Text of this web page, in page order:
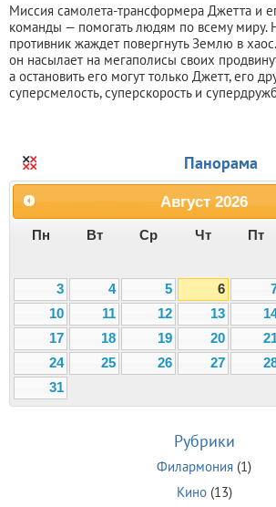
Миссия самолета-трансформера Джетта и
команды — помогать людям по всему миру.
противник жаждет повергнуть Землю в
он насылает на мегаполисы своих
а остановить его могут только Джетт, его
суперсмелость, суперскорость и
Панорама
Август 2026
Пн Вт Ср Чт Пт
3
4 5 6
10
11 12 13
17
18 19 20
24
25 26 27
31
Рубрики
Филармония (1)
Кино(13)